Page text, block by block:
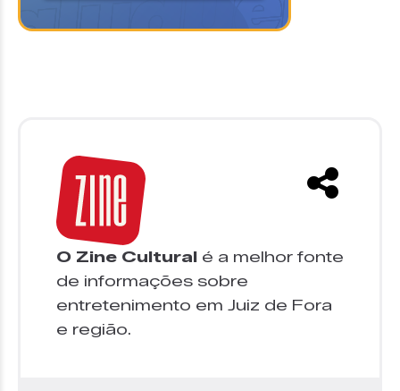
O Zine Cultural é a melhor fonte
de informações sobre
entretenimento em Juiz de Fora
e região.